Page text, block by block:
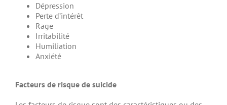
Dépression
Perte d’intérêt
Rage
Irritabilité
Humiliation
Anxiété
Facteurs de risque de suicide